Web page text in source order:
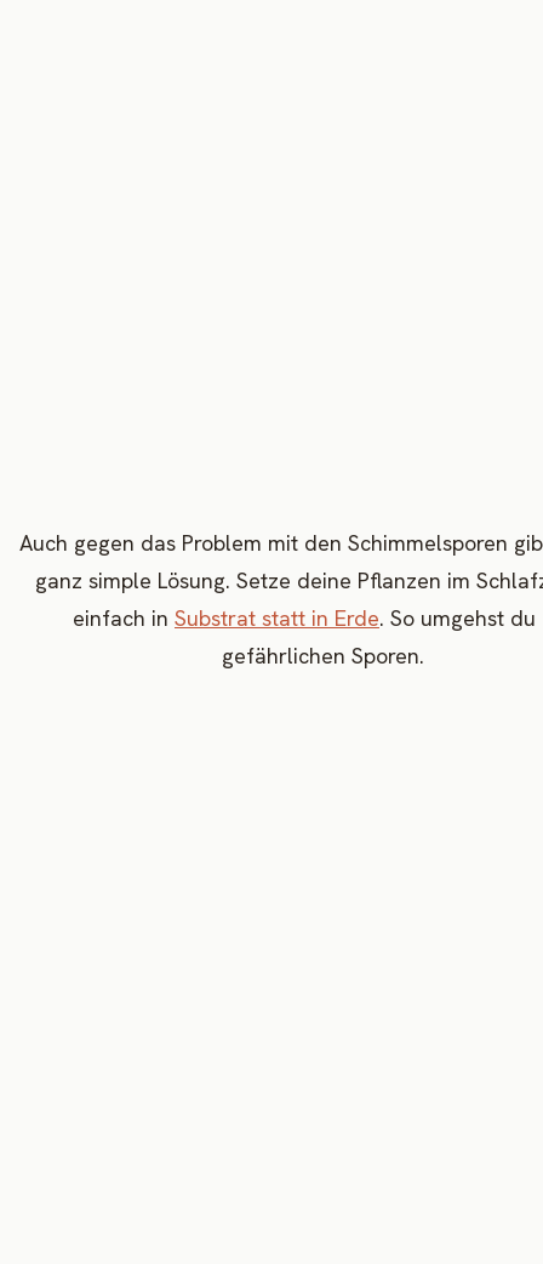
Auch gegen das Problem mit den Schimmelsporen
ganz simple Lösung. Setze deine Pflanzen im
einfach in Substrat statt in Erde. So umgehst du
gefährlichen Sporen.